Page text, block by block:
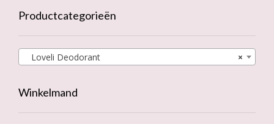
Productcategorieën
×
Loveli Deodorant
Winkelmand